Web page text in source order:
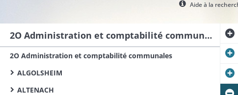
Aide à la
2O Administration et comptabilité communales
2O Administration et comptabilité communales
ALGOLSHEIM
ALTENACH